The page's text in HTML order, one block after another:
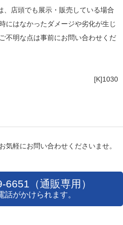
、店頭でも展示・販売している場合
にはなかったダメージや劣化が生じ
不明な点は事前にお問い合わせくだ
[K]1030
気軽にお問い合わせくださいませ。
（通販専用）
話がかけられます。